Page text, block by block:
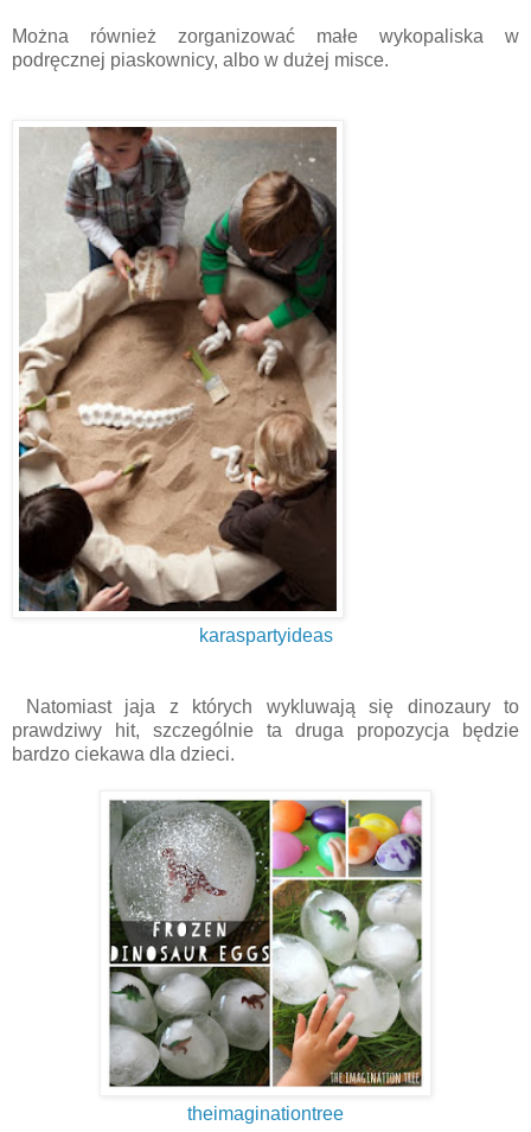
Można również zorganizować małe wykopaliska w
podręcznej piaskownicy, albo w dużej misce.
karaspartyideas
Natomiast jaja z których wykluwają się dinozaury to
prawdziwy hit, szczególnie ta druga propozycja będzie
bardzo ciekawa dla dzieci.
theimaginationtree